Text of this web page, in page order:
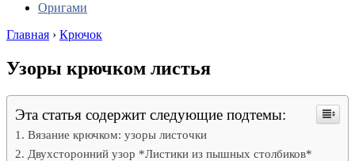
Оригами
Главная › Крючок
Узоры крючком листья
Эта статья содержит следующие подтемы:
Вязание крючком: узоры листочки
Двухсторонний узор *Листики из пышных столбиков*